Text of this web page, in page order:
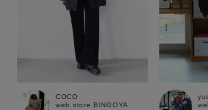
この条件で絞り込
COCO
web store BINGOYA